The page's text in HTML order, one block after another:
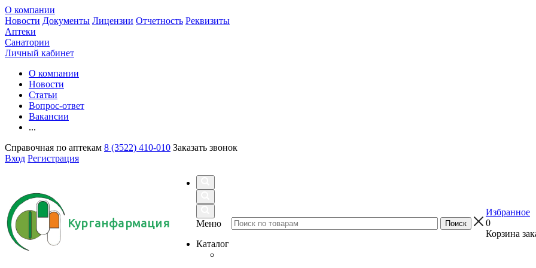
О компании
Новости Документы Лицензии Отчетность Реквизиты
Аптеки
Санатории
Личный кабинет
О компании
Новости
Статьи
Вопрос-ответ
Вакансии
...
Справочная по аптекам 8 (3522) 410-010 Заказать звонок
Вход Регистрация
Курганфармация
Меню
Каталог
Избранное
0
Корзина